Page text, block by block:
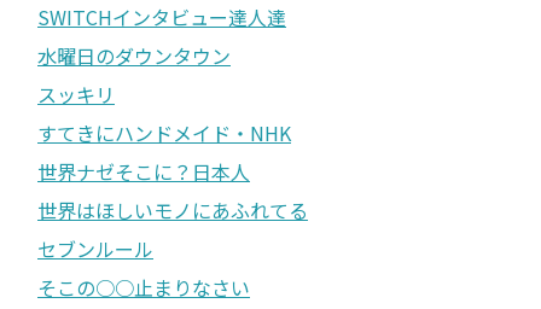
SWITCHインタビュー達人達
水曜日のダウンタウン
スッキリ
すてきにハンドメイド・NHK
世界ナゼそこに？日本人
世界はほしいモノにあふれてる
セブンルール
そこの○○止まりなさい